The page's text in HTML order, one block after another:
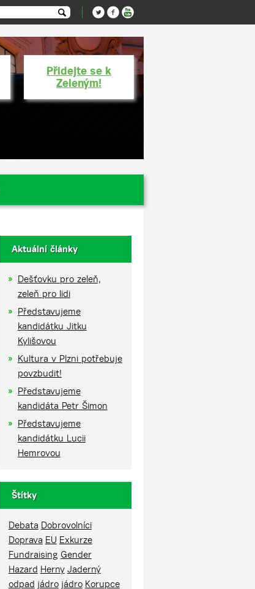
Přidejte se k
Zeleným!
Aktuální články
Dešťovku pro zeleň,
zeleň pro lidi
Představujeme
kandidátku Jitku
Kylišovou
Kultura v Plzni potřebuje
povzbudit!
Představujeme
kandidáta Petr Šimon
Představujeme
kandidátku Lucii
Hemrovou
Štítky
Debata Dobrovolníci
Doprava EU Exkurze
Fundraising Gender
Hazard Herny Jaderný
odpad jádro jádro Korupce